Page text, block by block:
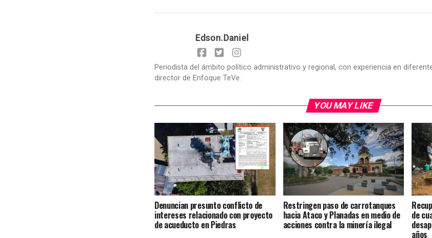
Edson.Daniel
Periodista del ámbito político administrativo y regional, con experiencia en
director de Enfoque TeVe.
YOU MAY LIKE
Denuncian presunto conflicto de
intereses relacionado con proyecto
de acueducto en Piedras
Restringen paso de carrotanques
hacia Ataco y Planadas en medio de
acciones contra la minería ilegal
de
años